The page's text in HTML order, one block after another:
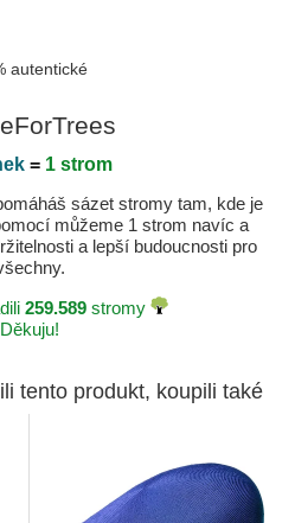
autentické
= 1 strom
sázet stromy tam, kde je
můžeme 1 strom navíc a
a lepší budoucnosti pro
259.589stromy
Děkuju!
tento produkt, koupili také